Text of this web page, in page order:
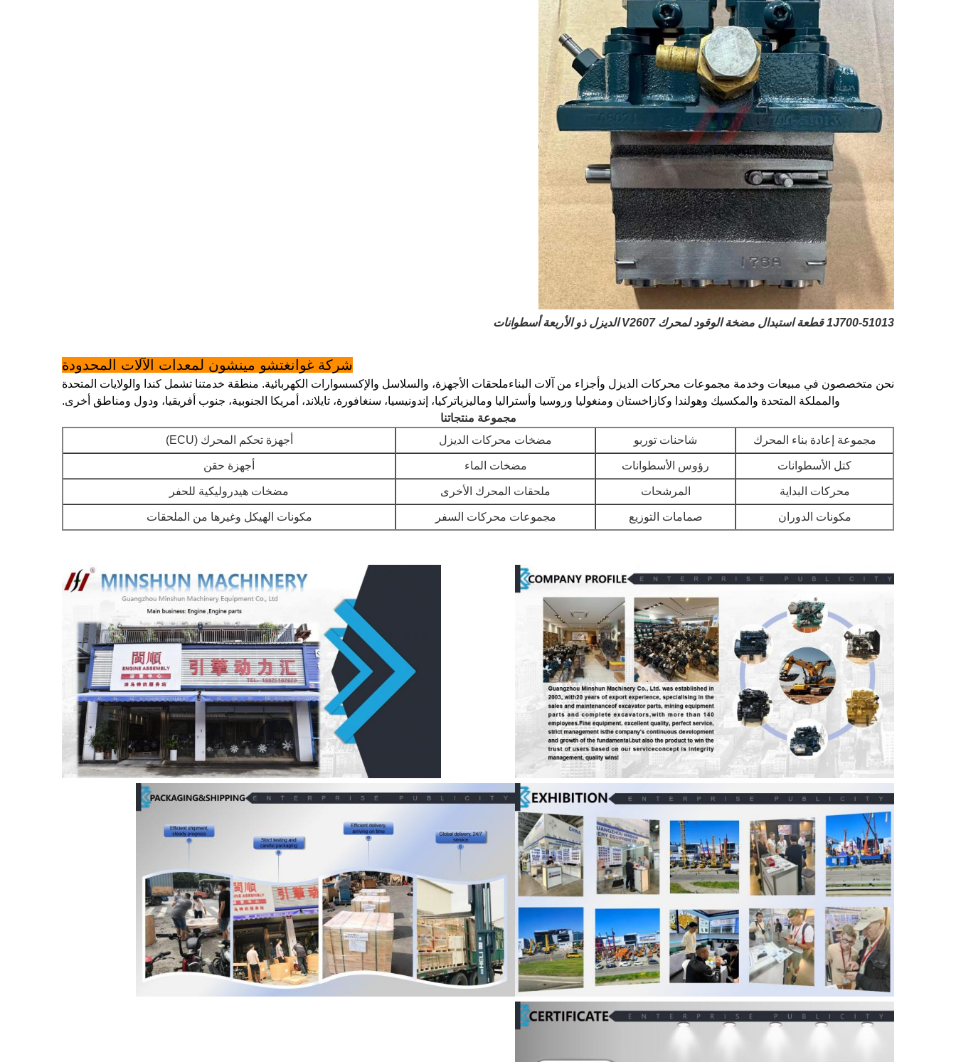
1J700-51013 قطعة استبدال مضخة الوقود لمحرك V2607 الديزل ذو الأربعة أسطوانات
شركة غوانغتشو مينشون لمعدات الآلات المحدودة
نحن متخصصون في مبيعات وخدمة مجموعات محركات الديزل وأجزاء من آلات البناءملحقات الأجهزة، والسلاسل والإكسسوارات الكهربائية. منطقة خدمتنا تشمل كندا والولايات المتحدة
والمملكة المتحدة والمكسيك وهولندا وكازاخستان ومنغوليا وروسيا وأستراليا وماليزياتركيا، إندونيسيا، سنغافورة، تايلاند، أمريكا الجنوبية، جنوب أفريقيا، ودول ومناطق أخرى.
مجموعة منتجاتنا
مجموعة إعادة بناء المحرك
شاحنات توربو مضخات محركات الديزل أجهزة تحكم المحرك (ECU)
كتل الأسطوانات رؤوس الأسطوانات مضخات الماء أجهزة حقن
محركات البداية المرشحات ملحقات المحرك الأخرى مضخات هيدروليكية للحفر
مكونات الدوران صمامات التوزيع مجموعات محركات السفر مكونات الهيكل وغيرها من الملحقات